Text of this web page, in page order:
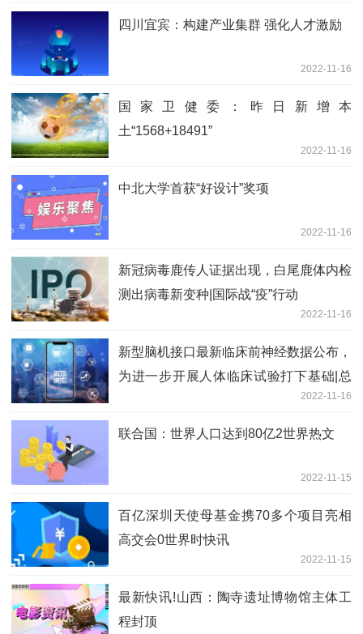
四川宜宾：构建产业集群 强化人才激励
2022-11-16
国家卫健委：昨日新增本
土“1568+18491”
2022-11-16
中北大学首获“好设计”奖项
2022-11-16
新冠病毒鹿传人证据出现，白尾鹿体内检
测出病毒新变种|国际战“疫”行动
2022-11-16
新型脑机接口最新临床前神经数据公布，
为进一步开展人体临床试验打下基础|总
2022-11-16
联合国：世界人口达到80亿2世界热文
2022-11-15
百亿深圳天使母基金携70多个项目亮相
高交会0世界时快讯
2022-11-15
最新快讯!山西：陶寺遗址博物馆主体工
程封顶